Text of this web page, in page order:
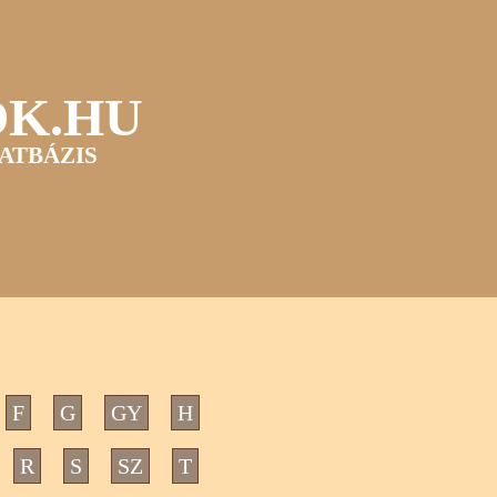
F G GY H
R S SZ T